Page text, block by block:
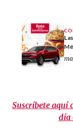
Suscríbete aquí
día